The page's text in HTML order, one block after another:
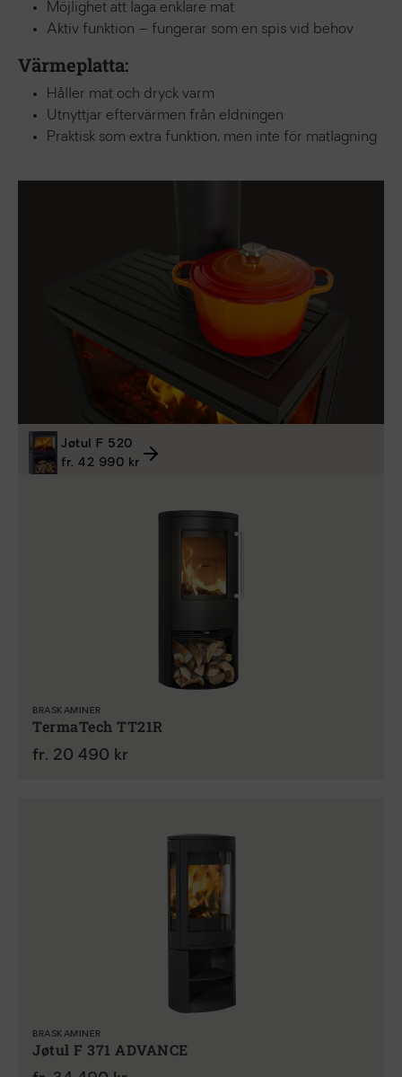
Möjlighet att laga enklare mat
Aktiv funktion – fungerar som en spis vid behov
Värmeplatta:
Håller mat och dryck varm
Utnyttjar eftervärmen från eldningen
Praktisk som extra funktion, men inte för matlagning
Jøtul F 520
fr. 42 990 kr
BRASKAMINER
TermaTech TT21R
fr. 20 490 kr
BRASKAMINER
Jøtul F 371 ADVANCE